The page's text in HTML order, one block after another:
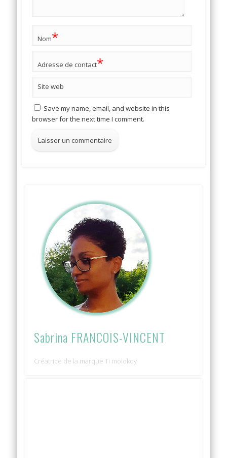
Nom*
Adresse de contact*
Site web
Save my name, email, and website in this
browser for the next time I comment.
Sabrina FRANCOIS-VINCENT
Créatrice de la marque Ti molokoy